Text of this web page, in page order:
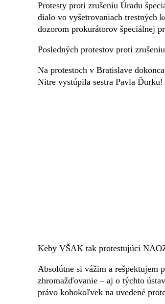
Protesty proti zrušeniu Úradu
dialo vo vyšetrovaniach trestných
dozorom prokurátorov špeciálnej
Posledných protestov proti
Na protestoch v Bratislave
Nitre vystúpila sestra Pavla Ďurku!
Keby VŠAK tak protestujúci
Absolútne si vážim a rešpektujem
zhromažďovanie – aj o týchto
právo kohokoľvek na uvedené